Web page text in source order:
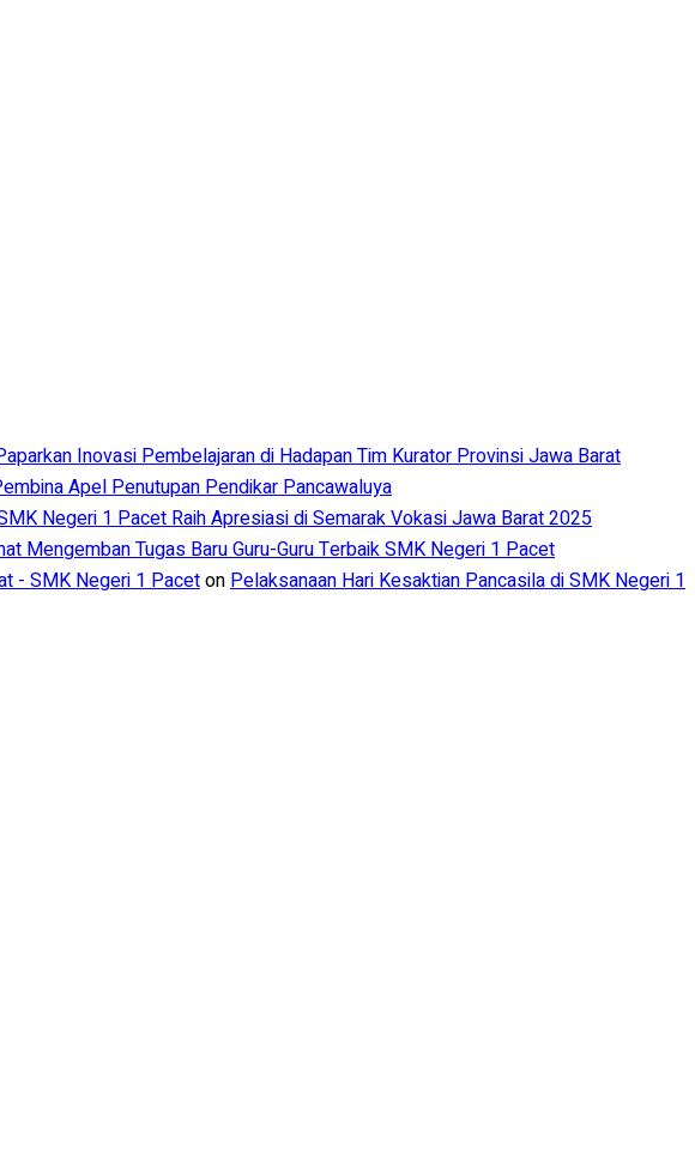
Inovasi Pembelajaran di Hadapan Tim Kurator Provinsi Jawa Barat
Apel Penutupan Pendikar Pancawaluya
Negeri 1 Pacet Raih Apresiasi di Semarak Vokasi Jawa Barat 2025
Mengemban Tugas Baru Guru-Guru Terbaik SMK Negeri 1 Pacet
- SMK Negeri 1 PacetonPelaksanaan Hari Kesaktian Pancasila di SMK Negeri 1